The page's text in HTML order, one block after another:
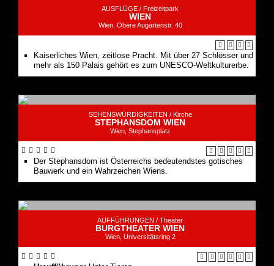
Kaiserliches Wien, zeitlose Pracht. Mit über 27 Schlösser und
mehr als 150 Palais gehört es zum UNESCO-Weltkulturerbe.
SEHENSWÜRDIGKEITEN /Kirche
Der Stephansdom ist Österreichs bedeutendstes gotisches
Bauwerk und ein Wahrzeichen Wiens.
AUFFÜHRUNGEN /Theater
Unter Tieren
Zu ebener Erde und erster Stock
Schachnovelle